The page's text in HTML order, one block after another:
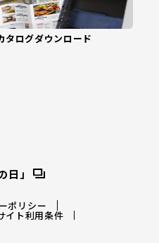
タログダウンロード
」
ポリシー
イト利用条件